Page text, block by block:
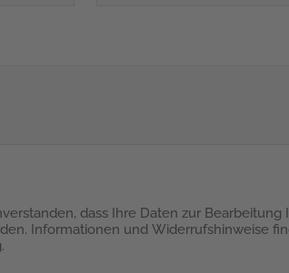
dass Ihre Daten zur Bearbeitung
Informationen und Widerrufshinweise